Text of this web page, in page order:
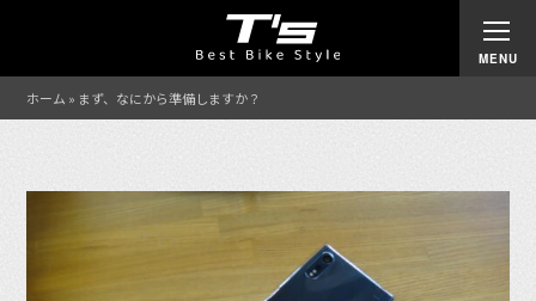
ホーム » まず、なにから準備しますか？